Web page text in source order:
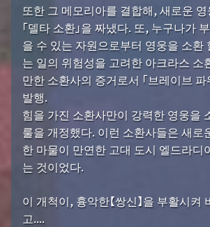
또한 그 메모리아를 결합해, 새로운
「델타 소환」을 짜냈다. 또, 누구나가
을 수 있는 자원으로부터 영웅을 소환
는 일의 위험성을 고려한 아크라스 소
만한 소환사의 증거로서 「브레이브 파
발행.
힘을 가진 소환사만이 강력한 영웅을
룰을 개정했다. 이런 소환사들은 새로
한 마물이 만연한 고대 도시 엘드라디
는 것이었다.
이 개척이, 흉악한【쌍신】을 부활시켜
고....